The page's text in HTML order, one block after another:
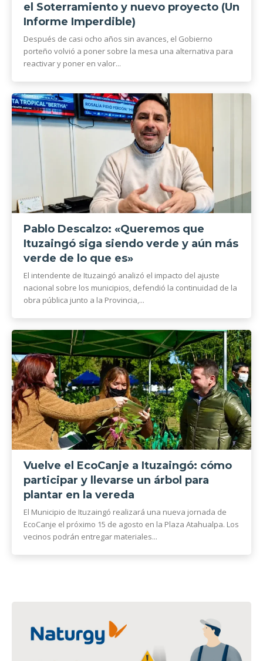
el Soterramiento y nuevo proyecto (Un
Informe Imperdible)
Después de casi ocho años sin avances, el Gobierno
porteño volvió a poner sobre la mesa una alternativa para
reactivar y poner en valor...
Pablo Descalzo: «Queremos que
Ituzaingó siga siendo verde y aún más
verde de lo que es»
El intendente de Ituzaingó analizó el impacto del ajuste
nacional sobre los municipios, defendió la continuidad de la
obra pública junto a la Provincia,...
Vuelve el EcoCanje a Ituzaingó: cómo
participar y llevarse un árbol para
plantar en la vereda
El Municipio de Ituzaingó realizará una nueva jornada de
EcoCanje el próximo 15 de agosto en la Plaza Atahualpa. Los
vecinos podrán entregar materiales...